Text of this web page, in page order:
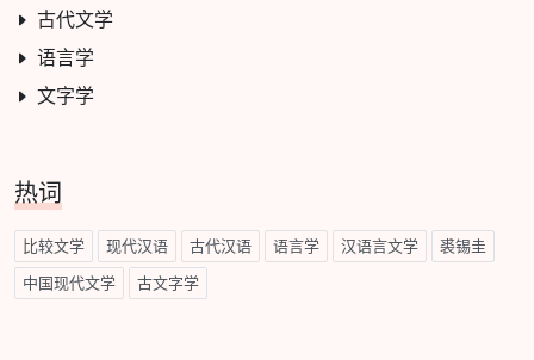
古代文学
语言学
文字学
热词
比较文学 现代汉语 古代汉语 语言学 汉语言文学 裘锡圭
中国现代文学 古文字学